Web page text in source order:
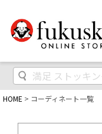
HOME コーディネート一覧